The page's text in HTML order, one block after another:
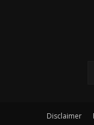
Disclaimer